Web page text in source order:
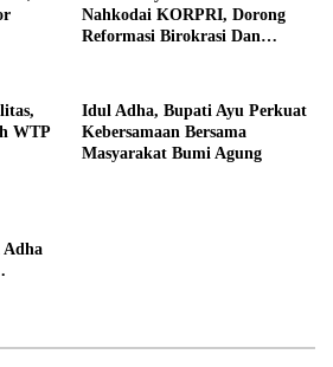
Nahkodai KORPRI, Dorong
Reformasi Birokrasi Dan
WTP
Idul Adha, Bupati Ayu Perkuat
Kebersamaan Bersama
Masyarakat Bumi Agung